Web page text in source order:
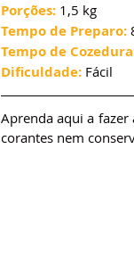
Porções: 1,5 kg
Tempo de Preparo:
Tempo de
Dificuldade: Fácil
Aprenda aqui a fazer
corantes nem